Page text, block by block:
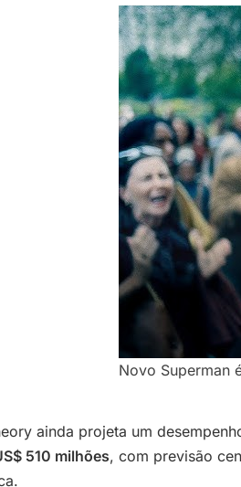
Novo Superman
ainda projeta um
510 milhões, com previsão